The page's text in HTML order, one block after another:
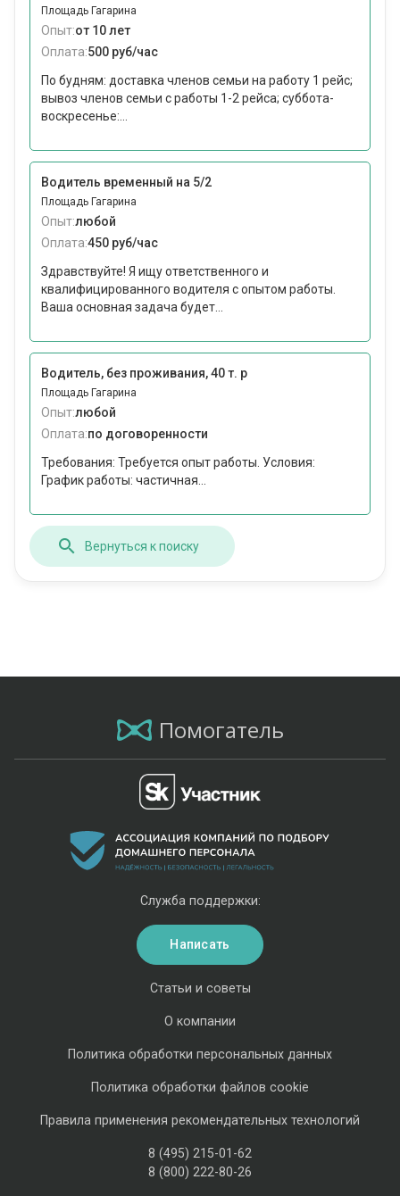
Площадь Гагарина
Опыт:от 10 лет
Оплата:500 руб/час
По будням: доставка членов семьи на работу 1 рейс;
вывоз членов семьи с работы 1-2 рейса; суббота-
воскресенье:...
Водитель временный на 5/2
Площадь Гагарина
Опыт:любой
Оплата:450 руб/час
Здравствуйте! Я ищу ответственного и
квалифицированного водителя с опытом работы.
Ваша основная задача будет...
Водитель, без проживания, 40 т. р
Площадь Гагарина
Опыт:любой
Оплата:по договоренности
Требования: Требуется опыт работы. Условия:
График работы: частичная...
Вернуться к поиску
Помогатель
Статьи и советы
О компании
Политика обработки персональных данных
Политика обработки файлов cookie
Правила применения рекомендательных технологий
8 (495) 215-01-62
8 (800) 222-80-26
Служба поддержки:
Написать